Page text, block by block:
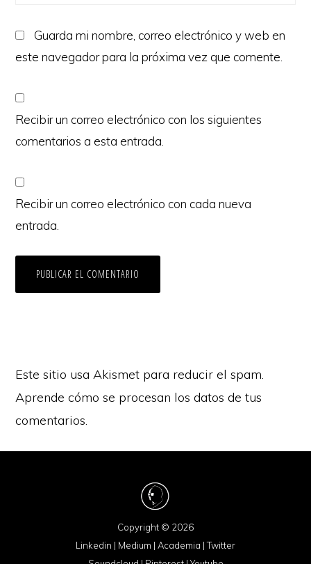
Guarda mi nombre, correo electrónico y web en
este navegador para la próxima vez que comente.
Recibir un correo electrónico con los siguientes
comentarios a esta entrada.
Recibir un correo electrónico con cada nueva
entrada.
Este sitio usa Akismet para reducir el spam.
Aprende cómo se procesan los datos de tus
comentarios.
Copyright © 2026
Linkedin | Medium | Academia |Twitter